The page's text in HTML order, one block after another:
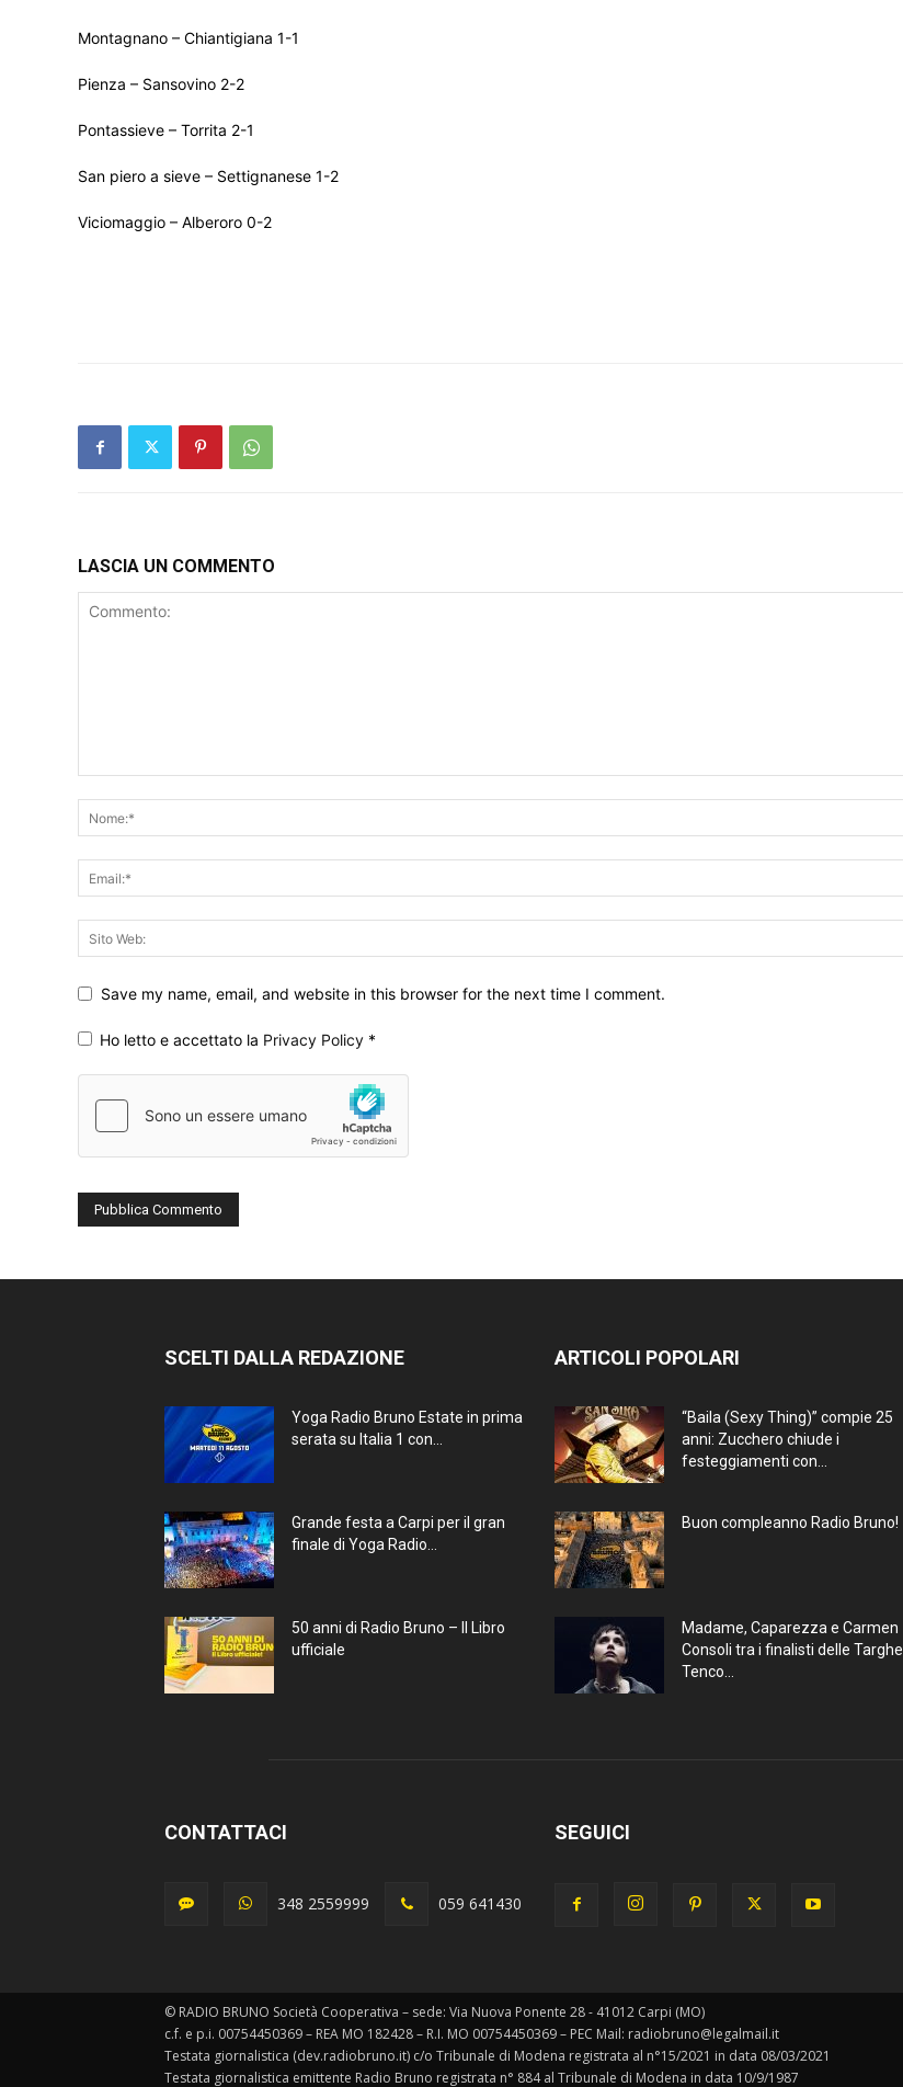
Montagnano – Chiantigiana 1-1
Pienza – Sansovino 2-2
Pontassieve – Torrita 2-1
San piero a sieve – Settignanese 1-2
Viciomaggio – Alberoro 0-2
LASCIA UN COMMENTO
Save my name, email, and website in this browser for the next time I comment.
Ho letto e accettato la Privacy Policy *
SCELTI DALLA REDAZIONE
Yoga Radio Bruno Estate in prima
serata su Italia 1 con...
Grande festa a Carpi per il gran
finale di Yoga Radio...
50 anni di Radio Bruno – Il Libro
ufficiale
ARTICOLI POPOLARI
“Baila (Sexy Thing)” compie 25
anni: Zucchero chiude i
festeggiamenti con...
Buon compleanno Radio Bruno!
Madame, Caparezza e Carmen
Consoli tra i finalisti delle Targhe
Tenco...
CONTATTACI
348 2559999 059 641430
SEGUICI
© RADIO BRUNO Società Cooperativa – sede: Via Nuova Ponente 28 - 41012 Carpi (MO)
c.f. e p.i. 00754450369 – REA MO 182428 – R.I. MO 00754450369 – PEC Mail: radiobruno@legalmail.it
Testata giornalistica (dev.radiobruno.it) c/o Tribunale di Modena registrata al n°15/2021 in data 08/03/2021
Testata giornalistica emittente Radio Bruno registrata n° 884 al Tribunale di Modena in data 10/9/1987